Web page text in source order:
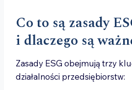
Co to są zasady
i dlaczego są
Zasady ESG obejmują trzy
działalności przedsiębiorstw: